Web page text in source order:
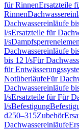
für RinnenErsatzteile
Rinnen
Dachwassereinläufe
l/sErsatzteile für
l/s
Dachwassereinläufe
bis 12 l/sFür
für
NotüberläufeFür
Dachwassereinläufe
l/sErsatzteile für Für
l/sBefestigung
d250–315Zubehör
Dachwassereinläufe